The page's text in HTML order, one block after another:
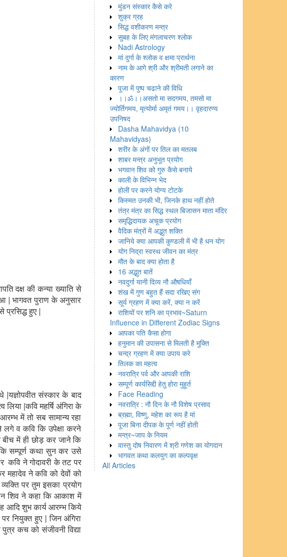
दक्ष की कन्या ख्याति से
| भागवत पुराण के अनुसार
प्रसिद्ध हुए |
|यज्ञोपवीत संस्कार के बाद
लिया |कवि महर्षि अंगिरा के
में तो सब सामान्य रहा
लगे व कवि कि उपेक्षा करने
में ही छोड़ कर जाने कि
सम्पूर्ण कथा सुन कर उसे
कवि ने गोदावरी के तट पर
ने कवि को देवों को
पर तुम इसका प्रयोग
शिव ने कहा कि आकाश में
आदि शुभ कार्य आरम्भ किये
नियुक्त हुए | जिन अंगिरा
कच को संजीवनी विद्या
मुंडन संस्कार कैसे करे
शुक्र ग्रह
सिद्ध वशीकरण मन्त्र
सुबह के लिए मंगलाचरण श्लोक
Nadi Astrology
मां दुर्गा के श्लोक व क्षमा प्रार्थना
नाम के आगे श्री और श्रीमती लगाने का
कारण
पूजा में पुष्प चढाने की विधि
।।ॐ।।असतो मा सदगमय, तमसो मा
ज्योर्तिगमय, मृत्योर्मा अमृतं गमय।। वृहदारण्य
उपनिषद
Dasha Mahavidya (10
Mahavidyas)
शरीर के अंगों पर तिल का मतलब
शाबर मन्त्र अनुभूत प्रयोग
भगवान शिव को गुरु कैसे बनाये
काली के विभिन्न भेद
होली पर करने योग्य टोटके
किस्मत उनकी भी, जिनके हाथ नहीं होते
तंत्र मंत्र का सिद्ध स्थल बिजासन माता मंदिर
समृद्धिदायक अचूक प्रयोग
वैदिक मंत्रों में अद्भुत शक्ति
जानिये क्या आपकी कुण्डली में भी है धन योग
योग निद्रा स्वस्थ जीवन का मंत्र
मौत के बाद क्या होता है
16 अद्भुत बातें
नवदुर्गा यानी दिव्य नौ औषधियाँ
शंख में गुण बहुत हैं सदा रखिए संग
सूर्य ग्रहण में क्या करें, क्या न करें
राशियों पर शनि का प्रभाव~Saturn
Influence in Different Zodiac Signs
आपका पति कैसा होगा
हनुमान की उपासना से मिलती है मुक्ति
चन्द्र ग्रहण में क्या उपाय करे
तिलक का महत्व
नवरात्रि पर्व और आपकी राशि
सम्पूर्ण कार्यसिद्दी हेतु होरा मुहूर्त
Face Reading
नवरात्रि : नौ दिन के नौ विशेष प्रसाद
ब्रह्मा, विष्णु, महेश का रूप है मां
पूजा बिना दीपक के पूर्ण नहीं होती
मन्त्र~जाप के नियम
वास्तु दोष निवारण में श्री गणेश का योगदान
भागवत कथा कलयुग का कल्पवृक्ष
All Articles